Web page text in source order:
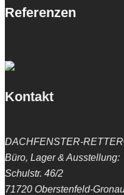
Referenzen
Kontakt
DACHFENSTER-
Büro, Lager & Ausstellung:
Schulstr. 46/2
71720 Oberstenfeld-